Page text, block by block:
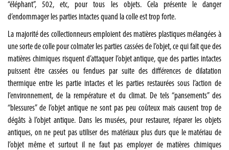
“éléphant”, 502, etc, pour tous les objets. Cela présente le danger
d’endommager les parties intactes quand la colle est trop forte.
La majorité des collectionneurs emploient des matières plastiques mélangées à
une sorte de colle pour colmater les parties cassées de l’objet, ce qui fait que des
matières chimiques risquent d’attaquer l’objet antique, que des parties intactes
puissent être cassées ou fendues par suite des différences de dilatation
thermique entre les partie intactes et les parties restaurées sous l’action de
l’environnement, de la rempérature et du climat. De tels “pansements” des
“blessures” de l’objet antique ne sont pas peu coûteux mais causent trop de
dégâts à l’objet antique. Dans les musées, pour restaurer, réparer les objets
antiques, on ne peut pas utiliser des matériaux plus durs que le matériau de
l’objet même et surtout il ne faut pas employer de matières chimiques